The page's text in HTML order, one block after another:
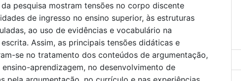
pesquisa mostram tensões no corpo discente
de ingresso no ensino superior, às estruturas
ao uso de evidências e vocabulário na
Assim, as principais tensões didáticas e
se no tratamento dos conteúdos de argumentação,
aprendizagem, no desenvolvimento de